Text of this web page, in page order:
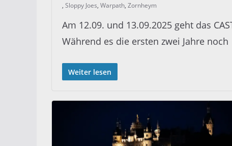
, Sloppy Joes, Warpath, Zornheym
Am 12.09. und 13.09.2025 geht das
Während es die ersten zwei Jahre noch
Weiter lesen